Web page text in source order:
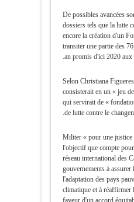
De possibles avancées
dossiers tels que la lutte
encore la création d'un
transiter une partie des
an promis d'ici 2020 aux
Selon Christiana
consisterait en un « jeu
qui servirait de «
de lutte contre le
Militer « pour une justice
l'objectif que compte
réseau international des
gouvernements à assurer
l'adaptation des pays
climatique et à réaffirmer
faveur d'un accord